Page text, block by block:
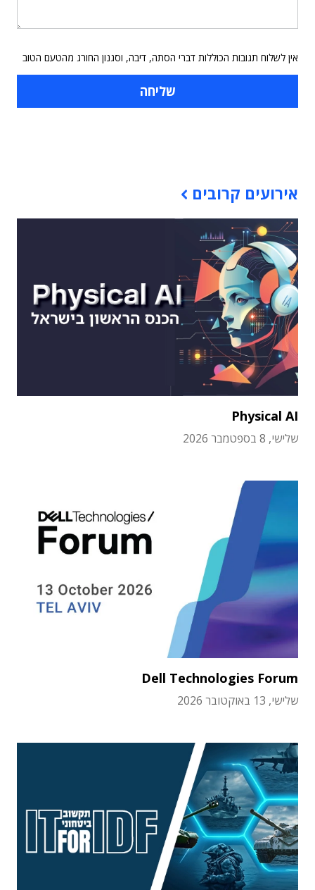
אין לשלוח תגובות הכוללות דברי הסתה, דיבה, וסגנון החורג מהטעם הטוב
אירועים קרובים
Physical AI
שלישי, 8 בספטמבר 2026
Dell Technologies Forum
שלישי, 13 באוקטובר 2026